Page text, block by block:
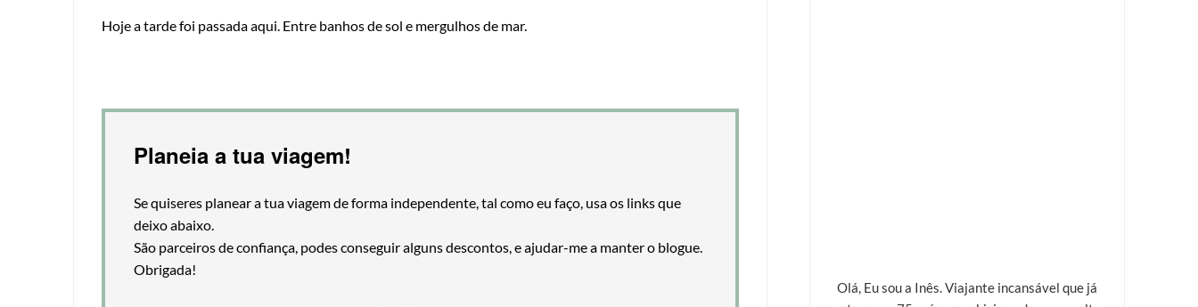
Hoje a tarde foi passada aqui. Entre banhos de sol e mergulhos de mar.
Planeia a tua viagem!
Se quiseres planear a tua viagem de forma independente, tal como eu faço, usa os links que
deixo abaixo.
São parceiros de confiança, podes conseguir alguns descontos, e ajudar-me a manter o blogue.
Obrigada!
Olá, Eu sou a Inês. Viajante incansável que já